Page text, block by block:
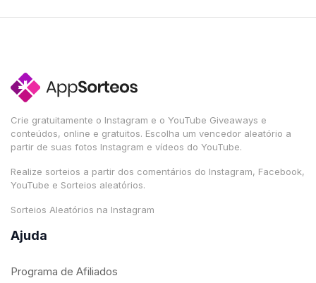
Crie gratuitamente o Instagram e o YouTube Giveaways e
conteúdos, online e gratuitos. Escolha um vencedor aleatório a
partir de suas fotos Instagram e vídeos do YouTube.
Realize sorteios a partir dos comentários do Instagram, Facebook,
YouTube e Sorteios aleatórios.
Sorteios Aleatórios na Instagram
Ajuda
Programa de Afiliados